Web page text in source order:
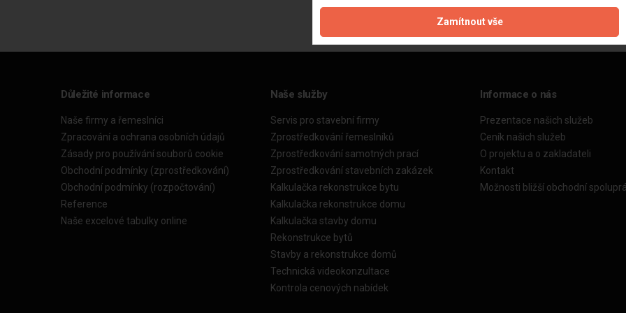
Důležité informace
Naše firmy a řemeslníci
Zpracování a ochrana osobních údajů
Zásady pro používání souborů cookie
Obchodní podmínky (zprostředkování)
Obchodní podmínky (rozpočtování)
Reference
Naše excelové tabulky online
Naše služby
Servis pro stavební firmy
Zprostředkování řemeslníků
Zprostředkování samotných prací
Zprostředkování stavebních zakázek
Kalkulačka rekonstrukce bytu
Kalkulačka rekonstrukce domu
Kalkulačka stavby domu
Rekonstrukce bytů
Stavby a rekonstrukce domů
Technická videokonzultace
Kontrola cenových nabídek
Informace o nás
Prezentace našich služeb
Ceník našich služeb
O projektu a o zakladateli
Kontakt
Možnosti bližší obchodní
Zamítnout vše